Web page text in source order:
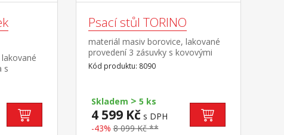
s
Psací stůl TORINO
materiál masiv borovice, lakované
provedení 3 zásuvky s kovovými
pojezdy, 1 police výsuv není
součástí dodávky ke stolu je možno
klávesnici 8840
Kód produktu: 8090
Skladem > 5 ks
4 599 Kč s DPH
-43% 8 099 Kč **